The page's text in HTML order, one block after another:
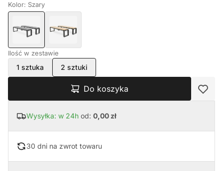
Kolor: Szary
Ilość w zestawie
1 sztuka 2 sztuki
Do koszyka
Wysyłka: w 24h od: 0,00 zł
30 dni na zwrot towaru